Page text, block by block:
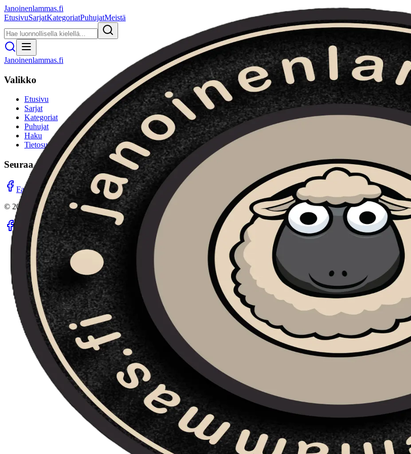
Janoinenlammas.fi
EtusivuSarjatKategoriatPuhujatMeistä
Janoinenlammas.fi
Valikko
Etusivu
Sarjat
Kategoriat
Puhujat
Haku
Tietosuojaseloste
Seuraa meitä
Facebook Instagram
YouTube
© 2026 Janoinenlammas.fi. Kaikki oikeudet pidätetään.